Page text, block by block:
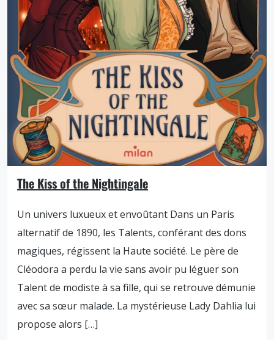
The Kiss of the Nightingale
Un univers luxueux et envoûtant Dans un Paris
alternatif de 1890, les Talents, conférant des dons
magiques, régissent la Haute société. Le père de
Cléodora a perdu la vie sans avoir pu léguer son
Talent de modiste à sa fille, qui se retrouve démunie
avec sa sœur malade. La mystérieuse Lady Dahlia lui
propose alors […]